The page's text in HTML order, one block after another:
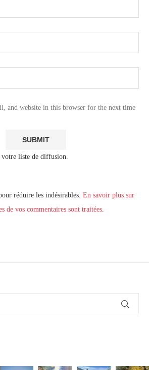
and website in this browser for the next time
liste de diffusion.
réduire les indésirables. En savoir plus sur
de vos commentaires sont traitées.